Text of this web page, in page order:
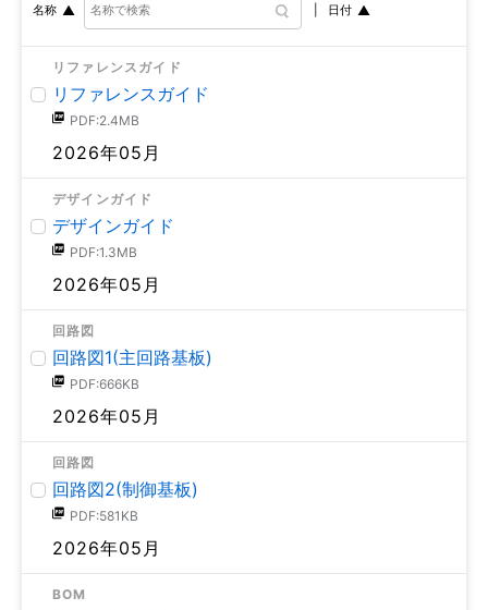
名称 日付
リファレンスガイド
リファレンスガイド
PDF:2.4MB
2026年05月
デザインガイド
デザインガイド
PDF:1.3MB
2026年05月
回路図
回路図1(主回路基板)
PDF:666KB
2026年05月
回路図
回路図2(制御基板)
PDF:581KB
2026年05月
BOM